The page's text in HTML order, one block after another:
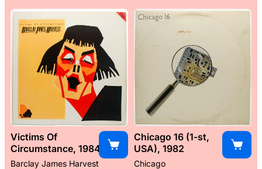
Victims Of
Circumstance, 1984
Barclay James Harvest
Chicago 16 (1-st,
USA), 1982
Chicago